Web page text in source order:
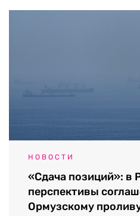
НОВОСТИ
«Сдача позиций»: в
перспективы
Ормузскому